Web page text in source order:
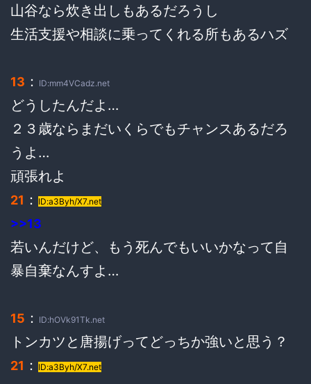
山谷なら炊き出しもあるだろうし
生活支援や相談に乗ってくれる所もあるハズ
13 ： ID:mm4VCadz.net
どうしたんだよ…
２３歳ならまだいくらでもチャンスあるだろ
うよ…
頑張れよ
21 ： ID:a3Byh/X7.net
>>13
若いんだけど、もう死んでもいいかなって自
暴自棄なんすよ…
15 ： ID:hOVk91Tk.net
トンカツと唐揚げってどっちか強いと思う？
21 ： ID:a3Byh/X7.net